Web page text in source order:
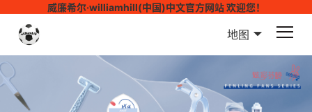
威廉希尔·williamhill(中国)中文官方网站 欢迎您！
地图